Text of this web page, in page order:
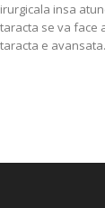
insa
se va face
e